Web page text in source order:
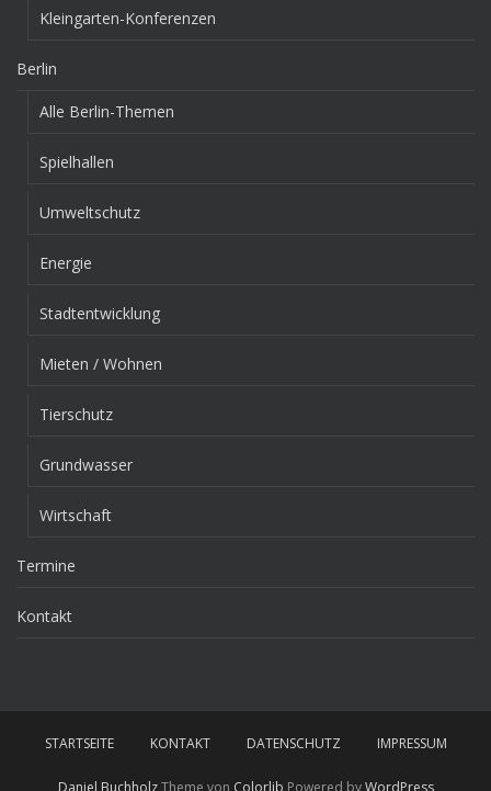
Kleingarten-Konferenzen
Berlin
Alle Berlin-Themen
Spielhallen
Umweltschutz
Energie
Stadtentwicklung
Mieten / Wohnen
Tierschutz
Grundwasser
Wirtschaft
Termine
Kontakt
STARTSEITE KONTAKT DATENSCHUTZ IMPRESSUM
Daniel BuchholzTheme von Colorlib Powered byWordPress